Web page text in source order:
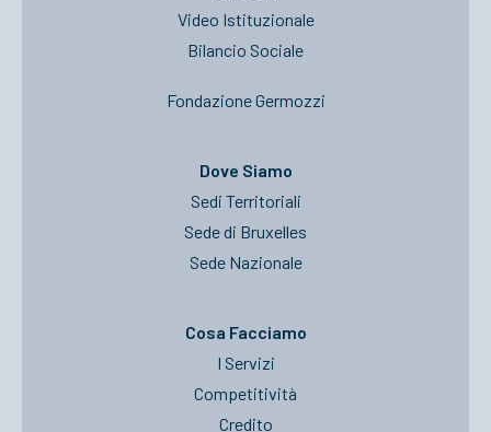
Video Istituzionale
Bilancio Sociale
Fondazione Germozzi
Dove Siamo
Sedi Territoriali
Sede di Bruxelles
Sede Nazionale
Cosa Facciamo
I Servizi
Competitività
Credito